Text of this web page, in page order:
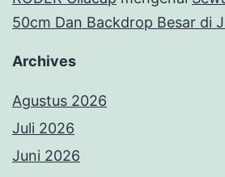
50cm Dan Backdrop Besar di
Archives
Agustus 2026
Juli 2026
Juni 2026